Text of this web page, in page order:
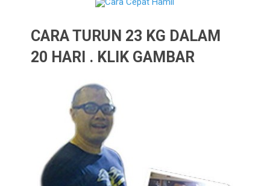
CARA TURUN 23 KG DALAM
20 HARI . KLIK GAMBAR